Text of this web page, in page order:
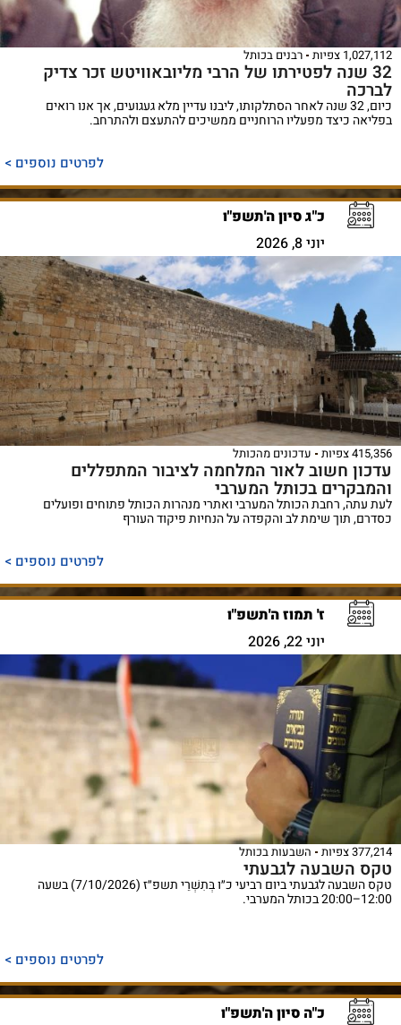
1,027,112 צפיות רבנים בכותל
32 שנה לפטירתו של הרבי מליובאוויטש זכר צדיק
לברכה
כיום, 32 שנה לאחר הסתלקותו, ליבנו עדיין מלא געגועים, אך אנו רואים
בפליאה כיצד מפעליו הרוחניים ממשיכים להתעצם ולהתרחב.
לפרטים נוספים >
כ"ג סיון ה'תשפ"ו
יוני 8, 2026
415,356 צפיות עדכונים מהכותל
עדכון חשוב לאור המלחמה לציבור המתפללים
והמבקרים בכותל המערבי
לעת עתה, רחבת הכותל המערבי ואתרי מנהרות הכותל פתוחים ופועלים
כסדרם, תוך שימת לב והקפדה על הנחיות פיקוד העורף
לפרטים נוספים >
ז' תמוז ה'תשפ"ו
יוני 22, 2026
377,214 צפיות השבעות בכותל
טקס השבעה לגבעתי
טקס השבעה לגבעתי ביום רביעי כ״ו בְּתִשְׁרֵי תשפ״ז (7/10/2026) בשעה
12:00–20:00 בכותל המערבי.
לפרטים נוספים >
כ"ה סיון ה'תשפ"ו